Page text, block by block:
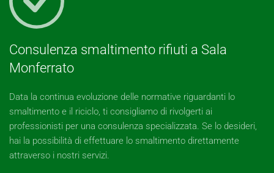
Consulenza smaltimento rifiuti a Sala
Monferrato
Data la continua evoluzione delle normative riguardanti lo
smaltimento e il riciclo, ti consigliamo di rivolgerti ai
professionisti per una consulenza specializzata. Se lo desideri,
hai la possibilità di effettuare lo smaltimento direttamente
attraverso i nostri servizi.